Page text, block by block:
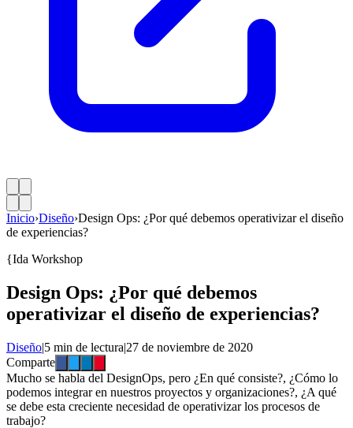
Inicio›Diseño›Design Ops: ¿Por qué debemos operativizar el diseño
de experiencias?
{Ida Workshop
Design Ops: ¿Por qué debemos
operativizar el diseño de experiencias?
Diseño|5 min de lectura|27 de noviembre de 2020
Comparte
Mucho se habla del DesignOps, pero ¿En qué consiste?, ¿Cómo lo
podemos integrar en nuestros proyectos y organizaciones?, ¿A qué
se debe esta creciente necesidad de operativizar los procesos de
trabajo?